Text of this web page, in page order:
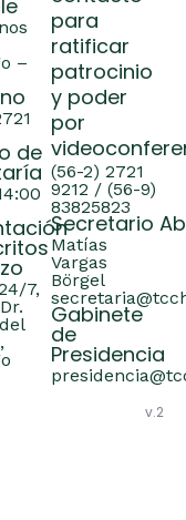
–
de
7,
para
ratificar
patrocinio
y poder
por
(56-2) 2721
9212 / (56-9)
83825823
Secretario
Matías
Vargas
Börgel
Gabinete
de
Presidencia
v.2